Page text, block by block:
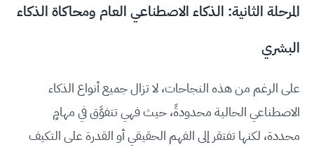
المرحلة الثانية: الذكاء الاصطناعي العام ومحاكاة الذكاء
البشري
على الرغم من هذه النجاحات، لا تزال جميع أنواع الذكاء
الاصطناعي الحالية محدودةً، حيث فهي تتفوَّق في مهامٍ
محددة، لكنها تفتقر إلى الفهم الحقيقي أو القدرة على التكيف